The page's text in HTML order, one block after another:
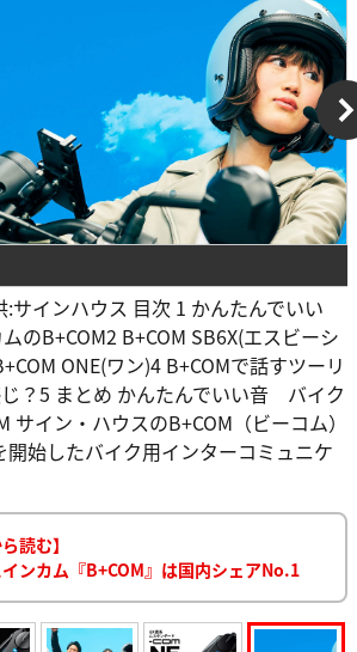
サインハウス 目次 1 かんたんでいい
のB+COM2 B+COM SB6X(エスビーシ
ONE(ワン)4 B+COMで話すツーリ
？5 まとめ かんたんでいい音 バイク
サイン・ハウスのB+COM（ビーコム）
始したバイク用インターコミュニケ
読む】
ンカム『B+COM』は国内シェアNo.1